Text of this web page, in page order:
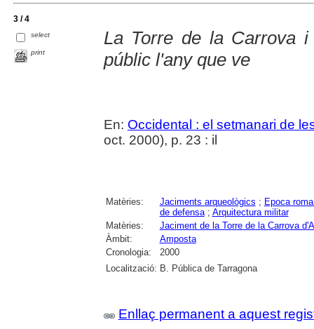
3 / 4
select
print
La Torre de la Carrova
públic l'any que ve
En: Occidental : el setmanari de
oct. 2000), p. 23 : il
Matèries: Jaciments arqueològics ; Epoca
de defensa; Arquitectura militar
Matèries:
Jaciment de la Torre de la Carrova
Àmbit:
Amposta
Cronologia:
2000
Localització: B. Pública de Tarragona
Enllaç permanent a aquest